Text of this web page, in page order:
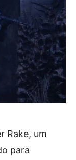
Rake, um
para